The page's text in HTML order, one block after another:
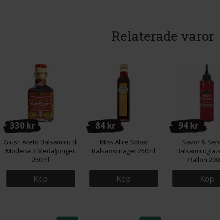
Relaterade varor
330 kr
Giusti Aceto Balsamico di
Modena 3 Medaljonger
250ml
Köp
84 kr
Miss Alice Sötad
Balsamvinäger 250ml
Köp
94 kr
Savor &
Hallon
Köp